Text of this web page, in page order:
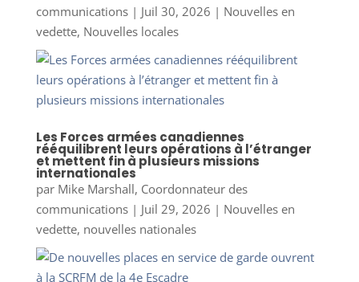
communications| Juil 30, 2026 | Nouvelles en
vedette, Nouvelles locales
Les Forces armées canadiennes
rééquilibrent leurs opérations à l’étranger
et mettent fin à plusieurs missions
internationales
par Mike Marshall, Coordonnateur des
communications| Juil 29, 2026 | Nouvelles en
vedette, nouvelles nationales